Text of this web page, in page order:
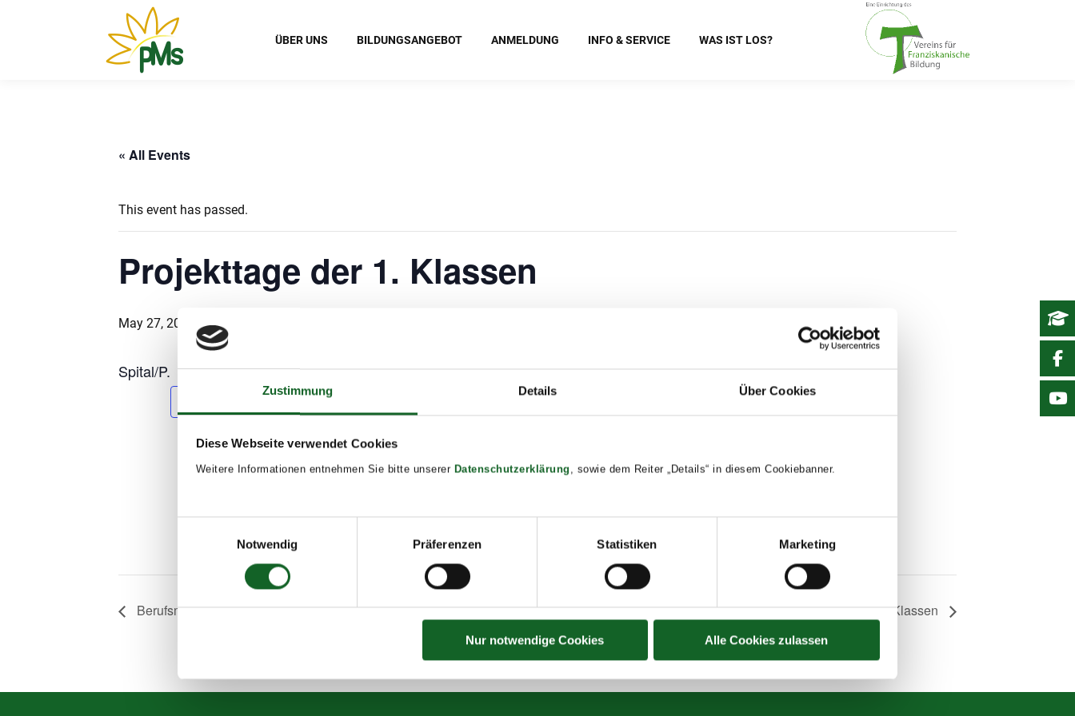
Zustimmung Details Über Cookies
Diese Webseite verwendet Cookies
Weitere Informationen entnehmen Sie bitte unserer Datenschutzerklärung , sowie dem Reiter „Details“ in diesem Cookiebanner.
Notwendig
Präferenzen Statistiken Marketing
Nur notwendige Cookies Alle Cookies zulassen
ÜBER UNS BILDUNGSANGEBOT ANMELDUNG INFO & SERVICE WAS IST LOS?
« All Events
This event has passed.
Projekttage der 1. Klassen
May 27, 2024 @ 8:00
Spital/P.
DETAILS
End:
Berufsmesse – REVA Halle Exkursion KZ Mauthausen, 4. Klassen